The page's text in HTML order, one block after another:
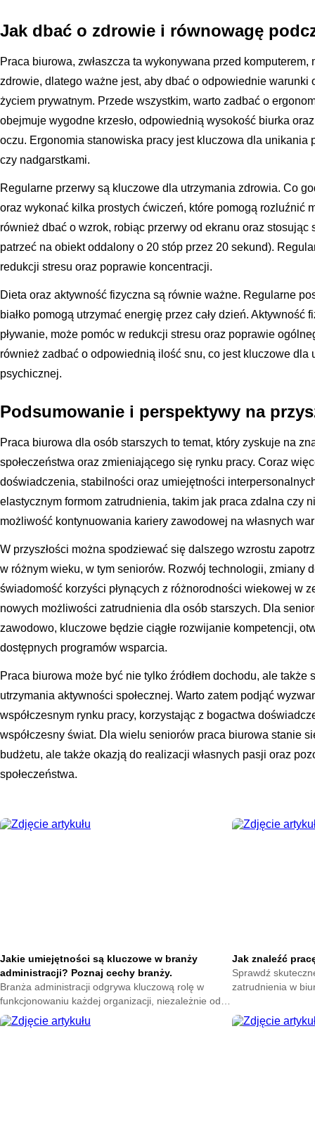
Jak dbać o zdrowie i równowagę
Praca biurowa, zwłaszcza ta wykonywana przed komputerem,
zdrowie, dlatego ważne jest, aby dbać o odpowiednie warunki
życiem prywatnym. Przede wszystkim, warto zadbać o
obejmuje wygodne krzesło, odpowiednią wysokość biurka
oczu. Ergonomia stanowiska pracy jest kluczowa dla unikania
czy nadgarstkami.
Regularne przerwy są kluczowe dla utrzymania zdrowia. Co
oraz wykonać kilka prostych ćwiczeń, które pomogą rozluźnić
również dbać o wzrok, robiąc przerwy od ekranu oraz stosując
patrzeć na obiekt oddalony o 20 stóp przez 20 sekund).
redukcji stresu oraz poprawie koncentracji.
Dieta oraz aktywność fizyczna są równie ważne. Regularne
białko pomogą utrzymać energię przez cały dzień. Aktywność
pływanie, może pomóc w redukcji stresu oraz poprawie
również zadbać o odpowiednią ilość snu, co jest kluczowe dla
psychicznej.
Podsumowanie i perspektywy na
Praca biurowa dla osób starszych to temat, który zyskuje na
społeczeństwa oraz zmieniającego się rynku pracy. Coraz
doświadczenia, stabilności oraz umiejętności
elastycznym formom zatrudnienia, takim jak praca zdalna czy
możliwość kontynuowania kariery zawodowej na własnych
W przyszłości można spodziewać się dalszego wzrostu
w różnym wieku, w tym seniorów. Rozwój technologii, zmiany
świadomość korzyści płynących z różnorodności wiekowej w
nowych możliwości zatrudnienia dla osób starszych. Dla
zawodowo, kluczowe będzie ciągłe rozwijanie kompetencji,
dostępnych programów wsparcia.
Praca biurowa może być nie tylko źródłem dochodu, ale
utrzymania aktywności społecznej. Warto zatem podjąć
współczesnym rynku pracy, korzystając z bogactwa
współczesny świat. Dla wielu seniorów praca biurowa stanie
budżetu, ale także okazją do realizacji własnych pasji oraz
społeczeństwa.
Jakie umiejętności są kluczowe w branży
administracji? Poznaj cechy branży.
Branża administracji odgrywa kluczową rolę w
funkcjonowaniu każdej organizacji, niezależnie od
jej wielkości czy sektora. Osoby pracujące w
administracji są odpowiedzialne za wiele zadań,
Jak znaleźć
Sprawdź
zatrudnienia w
karierę już teraz.